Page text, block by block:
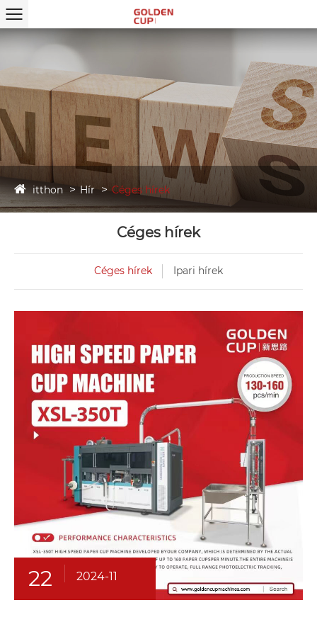
itthon Hír Céges hírek
Céges hírek
Céges hírek Ipari hírek
22 2024-11